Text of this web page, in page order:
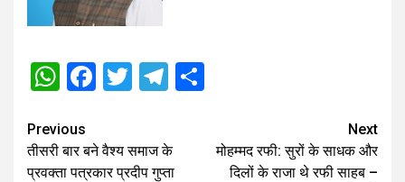
WhatsApp
Facebook
TwitterTelegram
Post
navigation
Previous
तीसरी बार बने वैश्य समाज के
प्रवक्ता पत्रकार प्रदीप गुप्ता
Next
मोहम्मद रफी: सुरों के साधक और
दिलों के राजा थे रफी साहब –